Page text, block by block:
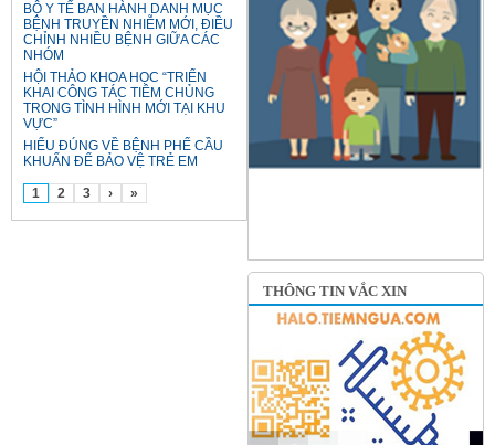
BỘ Y TẾ BAN HÀNH DANH MỤC
BỆNH TRUYỀN NHIỄM MỚI, ĐIỀU
CHỈNH NHIỀU BỆNH GIỮA CÁC
NHÓM
HỘI THẢO KHOA HỌC “TRIỂN
KHAI CÔNG TÁC TIÊM CHỦNG
TRONG TÌNH HÌNH MỚI TẠI KHU
VỰC”
HIỂU ĐÚNG VỀ BỆNH PHẾ CẦU
KHUẨN ĐỂ BẢO VỆ TRẺ EM
1 2 3 › »
THÔNG TIN VẮC XIN